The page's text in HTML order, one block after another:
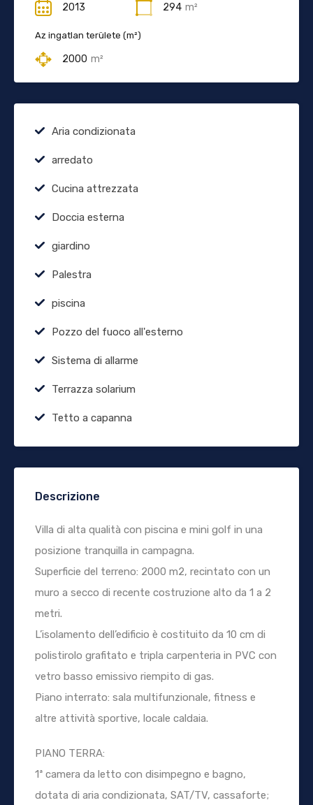
2013 294 m²
Az ingatlan területe (m²)
2000 m²
Aria condizionata
arredato
Cucina attrezzata
Doccia esterna
giardino
Palestra
piscina
Pozzo del fuoco all'esterno
Sistema di allarme
Terrazza solarium
Tetto a capanna
Descrizione
Villa di alta qualità con piscina e mini golf in una
posizione tranquilla in campagna.
Superficie del terreno: 2000 m2, recintato con un
muro a secco di recente costruzione alto da 1 a 2
metri.
L’isolamento dell’edificio è costituito da 10 cm di
polistirolo grafitato e tripla carpenteria in PVC con
vetro basso emissivo riempito di gas.
Piano interrato: sala multifunzionale, fitness e
altre attività sportive, locale caldaia.
PIANO TERRA:
1ª camera da letto con disimpegno e bagno,
dotata di aria condizionata, SAT/TV, cassaforte;